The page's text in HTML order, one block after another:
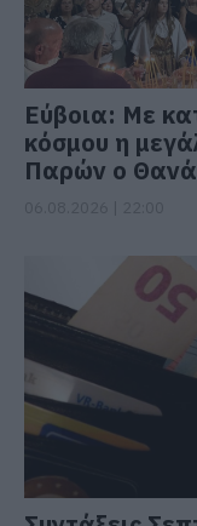
Εύβοια: Με
κόσμου η
Παρών ο